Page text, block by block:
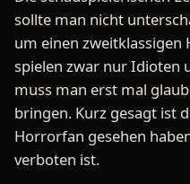
sollte man nicht
um einen
spielen zwar nur Idioten
muss man erst mal
bringen. Kurz gesagt ist
Horrorfan gesehen
verboten ist.